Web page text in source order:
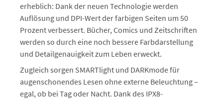
erheblich: Dank der neuen Technologie werden
Auflösung und DPI-Wert der farbigen Seiten um 50
Prozent verbessert. Bücher, Comics und Zeitschriften
werden so durch eine noch bessere Farbdarstellung
und Detailgenauigkeit zum Leben erweckt.
Zugleich sorgen SMARTlight und DARKmode für
augenschonendes Lesen ohne externe Beleuchtung –
egal, ob bei Tag oder Nacht. Dank des IPX8-